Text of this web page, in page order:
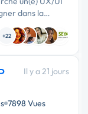
dans la
de
+22
Il y a 21 jours
7898 Vues